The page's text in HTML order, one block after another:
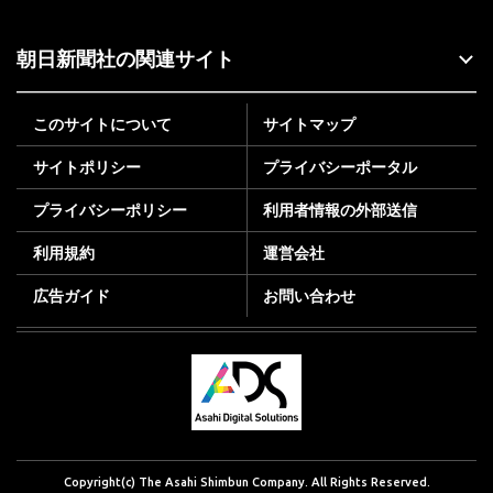
朝日新聞社の関連サイト
このサイトについて サイトマップ
サイトポリシー プライバシーポータル
プライバシーポリシー 利用者情報の外部送信
利用規約 運営会社
広告ガイド お問い合わせ
Copyright(c) The Asahi Shimbun Company. All Rights Reserved.